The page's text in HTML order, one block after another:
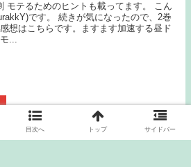
モテるためのヒントも載ってます。 こん
です。 続きが気になったので、2巻
想はこちらです。ますます加速する昼ド
...
漫画で学ぶ不安との向き合い方。死
神漫画第3巻の感想。
目次へ トップ サイドバー